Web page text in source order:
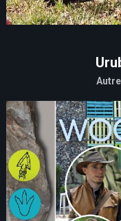
Autre